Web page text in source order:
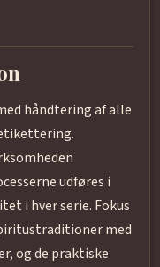
håndtering af alle
udføres i
i hver serie. Fokus
med
og de praktiske